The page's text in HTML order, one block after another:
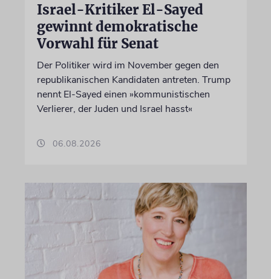
Israel-Kritiker El-Sayed
gewinnt demokratische
Vorwahl für Senat
Der Politiker wird im November gegen den
republikanischen Kandidaten antreten. Trump
nennt El-Sayed einen »kommunistischen
Verlierer, der Juden und Israel hasst«
06.08.2026